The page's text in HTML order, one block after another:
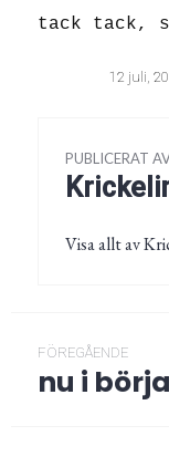
tack tack,
12 juli,
PUBLICERAT
Visa allt av
FÖREGÅENDE
Föregående
nu i